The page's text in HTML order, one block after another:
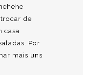
de
casa
Por
mais uns